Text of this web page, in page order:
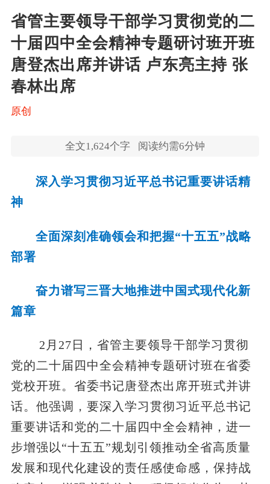
省管主要领导干部学习贯彻党的二
十届四中全会精神专题研讨班开班
唐登杰出席并讲话 卢东亮主持 张
春林出席
原创
全文1,624个字 阅读约需6分钟
深入学习贯彻习近平总书记重要讲话精
神
全面深刻准确领会和把握“十五五”战略
部署
奋力谱写三晋大地推进中国式现代化新
篇章
2月27日，省管主要领导干部学习贯彻
党的二十届四中全会精神专题研讨班在省委
党校开班。省委书记唐登杰出席开班式并讲
话。他强调，要深入学习贯彻习近平总书记
重要讲话和党的二十届四中全会精神，进一
步增强以“十五五”规划引领推动全省高质量
发展和现代化建设的责任感使命感，保持战